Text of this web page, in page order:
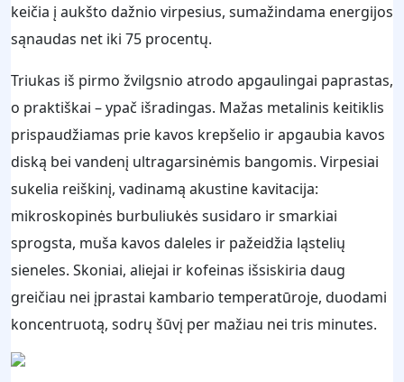
keičia į aukšto dažnio virpesius, sumažindama energijos
sąnaudas net iki 75 procentų.
Triukas iš pirmo žvilgsnio atrodo apgaulingai paprastas,
o praktiškai – ypač išradingas. Mažas metalinis keitiklis
prispaudžiamas prie kavos krepšelio ir apgaubia kavos
diską bei vandenį ultragarsinėmis bangomis. Virpesiai
sukelia reiškinį, vadinamą akustine kavitacija:
mikroskopinės burbuliukės susidaro ir smarkiai
sprogsta, muša kavos daleles ir pažeidžia ląstelių
sieneles. Skoniai, aliejai ir kofeinas išsiskiria daug
greičiau nei įprastai kambario temperatūroje, duodami
koncentruotą, sodrų šūvį per mažiau nei tris minutes.